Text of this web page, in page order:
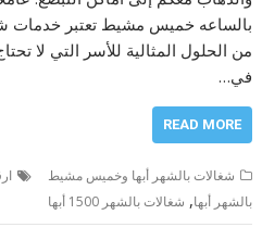
بالساعه خميس مشيط تعتبر خدمات
من الحلول المثالية للأسر التي لا
في…
READ MORE
شغالات بالشهر أبها وخميس مشيط
بالشهر أبها, شغالات بالشهر 1500 أبها